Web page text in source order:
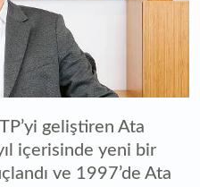
geliştiren Ata
içerisinde yeni bir
ve 1997’de Ata